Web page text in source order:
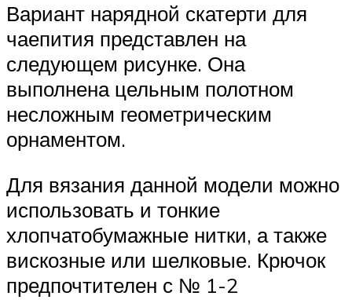
Вариант нарядной скатерти для
чаепития представлен на
следующем рисунке. Она
выполнена цельным полотном
несложным геометрическим
орнаментом.
Для вязания данной модели можно
использовать и тонкие
хлопчатобумажные нитки, а также
вискозные или шелковые. Крючок
предпочтителен с № 1-2